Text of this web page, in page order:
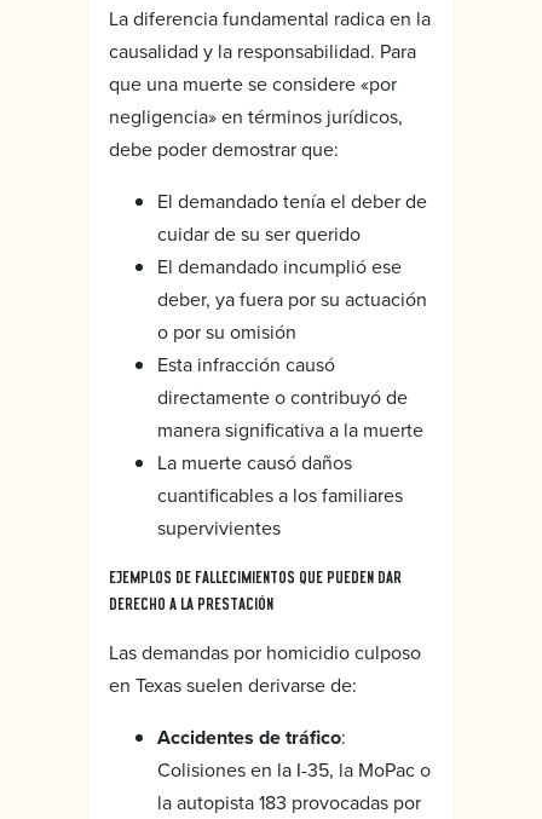
La diferencia fundamental radica en la
causalidad y la responsabilidad. Para
que una muerte se considere «por
negligencia» en términos jurídicos,
debe poder demostrar que:
El demandado tenía el deber de
cuidar de su ser querido
El demandado incumplió ese
deber, ya fuera por su actuación
o por su omisión
Esta infracción causó
directamente o contribuyó de
manera significativa a la muerte
La muerte causó daños
cuantificables a los familiares
supervivientes
EJEMPLOS DE FALLECIMIENTOS QUE PUEDEN DAR
DERECHO A LA PRESTACIÓN
Las demandas por homicidio culposo
en Texas suelen derivarse de:
Accidentes de tráfico:
Colisiones en la I-35, la MoPac o
la autopista 183 provocadas por